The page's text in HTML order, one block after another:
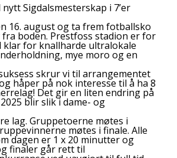
Sigdalsmesterskap i 7’er
16. august og ta frem fotballsko
boden. Prestfoss stadion er for
klar for knallharde ultralokale
mye moro og en
skrur vi til arrangementet
håper på nok interesse til å ha 8
Det gir en liten endring på
blir slik i dame- og
lag. Gruppetoerne møtes i
møtes i finale. Alle
dagen er 1 x 20 minutter og
finaler går rett til